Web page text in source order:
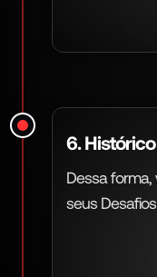
6.
Dessa
seus